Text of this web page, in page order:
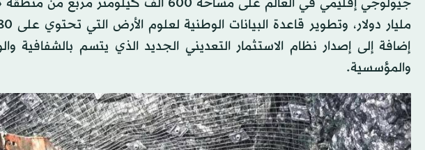
إضافة إلى إصدار نظام الاستثمار التعديني الجديد الذي يتسم بالشفافية
والمؤسسية.